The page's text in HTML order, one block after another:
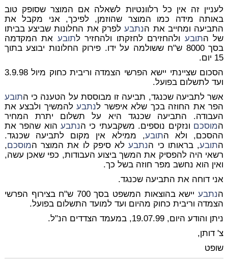
לעניין זה אין כל רלוונטיות לשאלה אם המוצר שסופק טוב
באותה מידה כמו המוצר שהוזמן, לפיכך, אני מקבל את
התביעה ומחייב את הנתבעלפרק את החלונות שביצע בביתו
של התובע ולהחזירם לחזקתו ולהחזיר לתובע את המקדמה
בסך 8000 ש"ח ששולמה על ידו. פירוק החלונות יבוצע בתוך
15 יום.
הסכום שציינתי יישא הפרשי הצמדה וריבית כחוק מיול 3.9.98
ועד לתשלום בפועל.
אשר לתביעה שכנגד, תביעה זו מבוססת על הטענה כי התובע
הפר את החוזה בכך שלא איפשר לנתבעלהמשיך ולבצע את
העבודה. התביעה שכנגד היא על תשלום יתרת המחיר
המוסכם ונזקים נוספים. משקבעתי כי הנתבעהוא שהפר את
ההסכם, ולא התובע, ממילא אין מקום לתביעה שכנגד.
התובע, בראותו כי הנתבעלא סיפק לו את המוצר המוסכם,
רשאי היה להפסיק את המשך ביצוע העבודות, כפי שאכן עשה,
ואין הוא נחשב מפר חוזה בשל כך.
אני דוחה את התביעה שכנגד.
הנתבע
יישא בהוצאות המשפט בסך 700 ש"ח בצירוף הפרשי
הצמדה וריבית כחוק מהיום ועד למועד התשלום בפועל.
ניתן והודע היום, 19.07.99, במעמד הצדדים הנ"ל.
צ' דותן,
שופט